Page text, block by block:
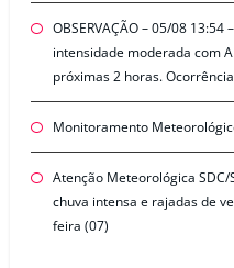
OBSERVAÇÃO – 05/08 13:54
intensidade moderada com
próximas 2 horas.
Monitoramento
Atenção Meteorológica
chuva intensa e rajadas de
feira (07)